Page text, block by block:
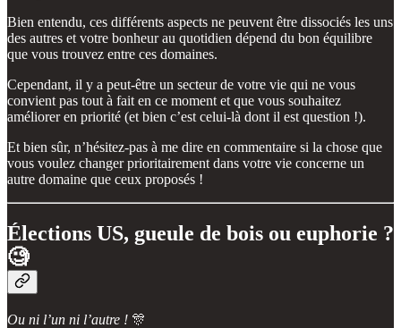
Bien entendu, ces différents aspects ne peuvent être dissociés les uns
des autres et votre bonheur au quotidien dépend du bon équilibre
que vous trouvez entre ces domaines.
Cependant, il y a peut-être un secteur de votre vie qui ne vous
convient pas tout à fait en ce moment et que vous souhaitez
améliorer en priorité (et bien c’est celui-là dont il est question !).
Et bien sûr, n’hésitez-pas à me dire en commentaire si la chose que
vous voulez changer prioritairement dans votre vie concerne un
autre domaine que ceux proposés !
Élections US, gueule de bois ou euphorie ?
🧐
Ou ni l’un ni l’autre ! 🎊